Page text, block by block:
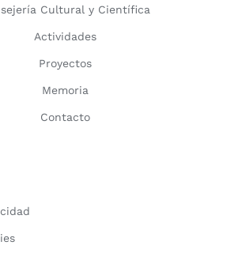
Cultural y Científica
Actividades
Proyectos
Memoria
Contacto